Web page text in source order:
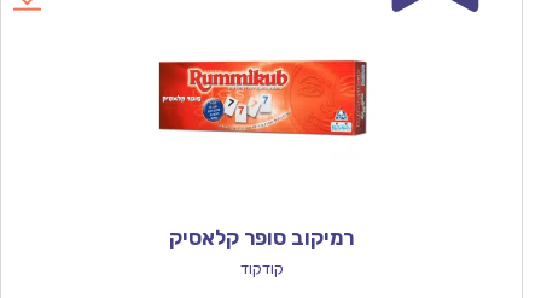
רמיקוב סופר קלאסיק
קודקוד